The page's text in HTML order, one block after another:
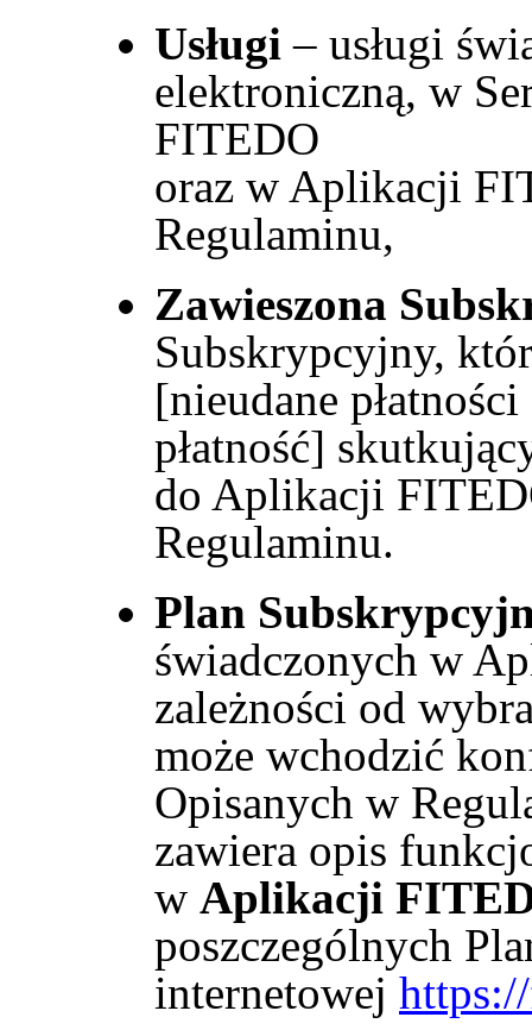
Usługi– usługi
elektroniczną, w
FITEDO
oraz w Aplikacji
Regulaminu,
Zawieszona
Subskrypcyjny,
[nieudane
płatność]
do Aplikacji
Regulaminu.
Plan
świadczonych w
zależności od
może wchodzić
Opisanych w
zawiera opis
w Aplikacji
poszczególnych
internetowej